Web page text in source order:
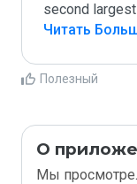
second
Читать
Полезный
О
Мы